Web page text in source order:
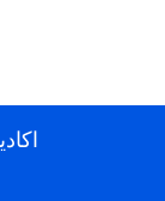
©